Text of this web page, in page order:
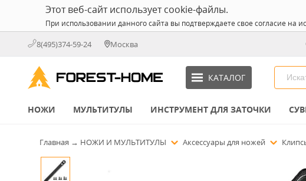
Этот веб-сайт использует cookie-файлы.
При использовании данного сайта вы подтверждаете свое согласие на
8(495)374-59-24 Москва
КАТАЛОГ
НОЖИ МУЛЬТИТУЛЫ ИНСТРУМЕНТ ДЛЯ ЗАТОЧКИ
Главная → НОЖИ И МУЛЬТИТУЛЫ Аксессуары для ножей